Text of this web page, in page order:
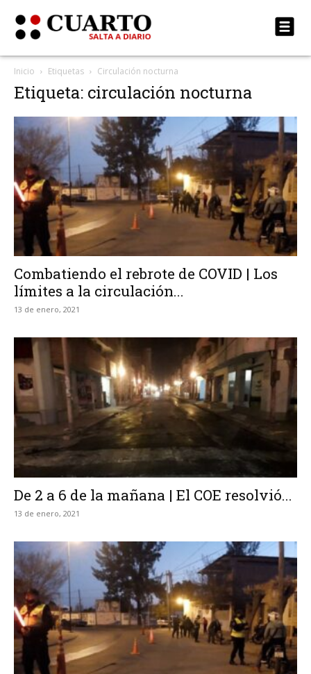
Inicio Etiquetas Circulación nocturna
Etiqueta: circulación nocturna
Combatiendo el rebrote de COVID | Los
límites a la circulación...
13 de enero, 2021
De 2 a 6 de la mañana | El COE resolvió...
13 de enero, 2021